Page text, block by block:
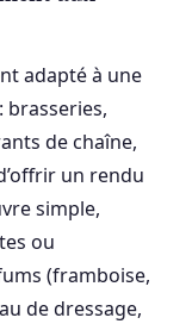
adapté à une
: brasseries,
de chaîne,
un rendu
simple,
ou
(framboise,
de dressage,